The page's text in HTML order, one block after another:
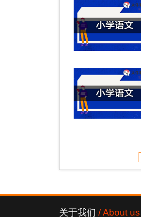
关于我们 / About us